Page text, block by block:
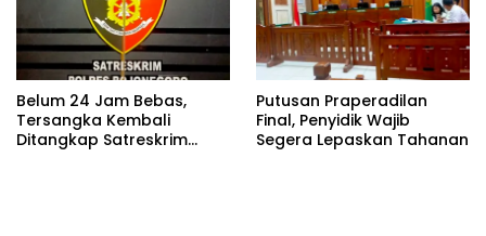
Belum 24 Jam Bebas,
Tersangka Kembali
Ditangkap Satreskrim
Putusan Praperadilan
Final, Penyidik Wajib
Segera Lepaskan Tahanan